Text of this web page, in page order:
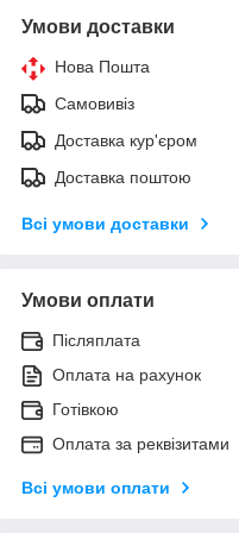
Умови доставки
Нова Пошта
Самовивіз
Доставка кур'єром
Доставка поштою
Всі умови доставки
Умови оплати
Післяплата
Оплата на рахунок
Готівкою
Оплата за реквізитами
Всі умови оплати